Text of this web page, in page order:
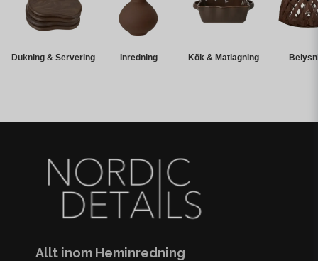
Dukning & Servering Inredning Kök & Matlagning
Allt inom Heminredning